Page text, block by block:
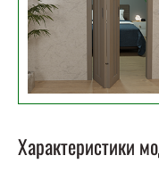
Характеристики